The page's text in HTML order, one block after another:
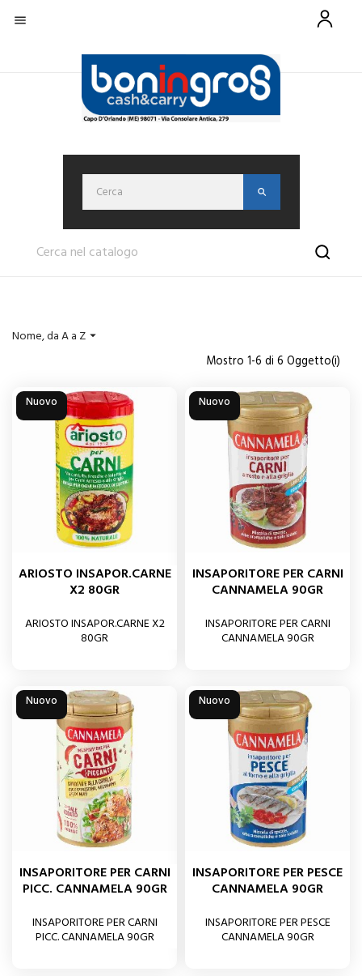

Nome, da A a Z 
Mostro 1-6 di 6 Oggetto(i)
Nuovo
ARIOSTO INSAPOR.CARNE
X2 80GR
ARIOSTO INSAPOR.CARNE X2
80GR
Nuovo
INSAPORITORE PER CARNI
CANNAMELA 90GR
INSAPORITORE PER CARNI
CANNAMELA 90GR
Nuovo
INSAPORITORE PER CARNI
PICC. CANNAMELA 90GR
INSAPORITORE PER CARNI
PICC. CANNAMELA 90GR
Nuovo
INSAPORITORE PER PESCE
CANNAMELA 90GR
INSAPORITORE PER PESCE
CANNAMELA 90GR